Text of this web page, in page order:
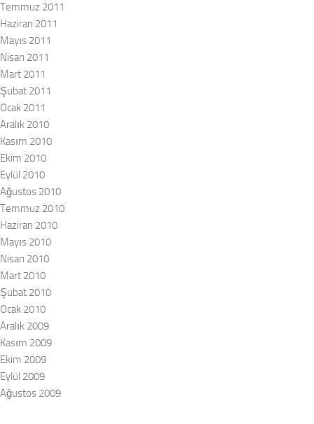
Temmuz 2011
Haziran 2011
Mayıs 2011
Nisan 2011
Mart 2011
Şubat 2011
Ocak 2011
Aralık 2010
Kasım 2010
Ekim 2010
Eylül 2010
Ağustos 2010
Temmuz 2010
Haziran 2010
Mayıs 2010
Nisan 2010
Mart 2010
Şubat 2010
Ocak 2010
Aralık 2009
Kasım 2009
Ekim 2009
Eylül 2009
Ağustos 2009